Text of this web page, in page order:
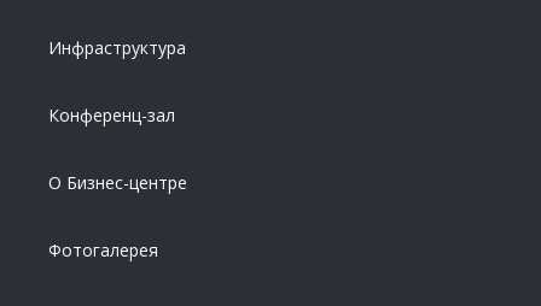
Инфраструктура
Конференц-зал
О Бизнес-центре
Фотогалерея